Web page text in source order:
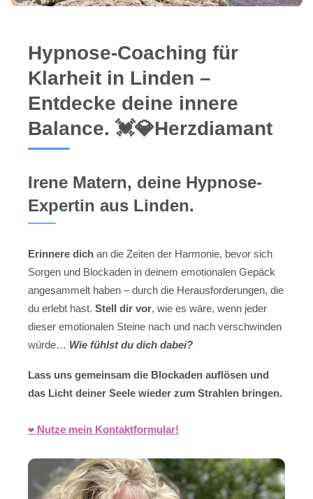
Psychologische Beratung:
Spirituelles Coaching:
Hypnose-Coaching für
Klarheit in Linden –
Entdecke deine innere
Balance. 💓️💎Herzdiamant
Irene Matern, deine Hypnose-
Expertin aus Linden.
Erinnere dich an die Zeiten der Harmonie, bevor sich
Sorgen und Blockaden in deinem emotionalen Gepäck
angesammelt haben – durch die Herausforderungen, die
du erlebt hast. Stell dir vor, wie es wäre, wenn jeder
dieser emotionalen Steine nach und nach verschwinden
würde… Wie fühlst du dich dabei?
Lass uns gemeinsam die Blockaden auflösen und
das Licht deiner Seele wieder zum Strahlen bringen.
❤️ Nutze mein Kontaktformular!